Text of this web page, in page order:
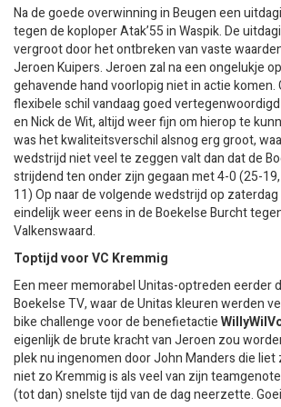
Na de goede overwinning in Beugen een
tegen de koploper Atak’55 in Waspik. De
vergroot door het ontbreken van vaste
Jeroen Kuipers. Jeroen zal na een ongelukje
gehavende hand voorlopig niet in actie komen.
flexibele schil vandaag goed
en Nick de Wit, altijd weer fijn om hierop te
was het kwaliteitsverschil alsnog erg groot,
wedstrijd niet veel te zeggen valt dan dat de
strijdend ten onder zijn gegaan met 4-0 (25-
11) Op naar de volgende wedstrijd op
eindelijk weer eens in de Boekelse Burcht
Valkenswaard.
Toptijd voor VC Kremmig
Een meer memorabel Unitas-optreden eerder
Boekelse TV, waar de Unitas kleuren werden
bike challenge voor de benefietactie
eigenlijk de brute kracht van Jeroen zou
plek nu ingenomen door John Manders die liet
niet zo Kremmig is als veel van zijn
(tot dan) snelste tijd van de dag neerzette.